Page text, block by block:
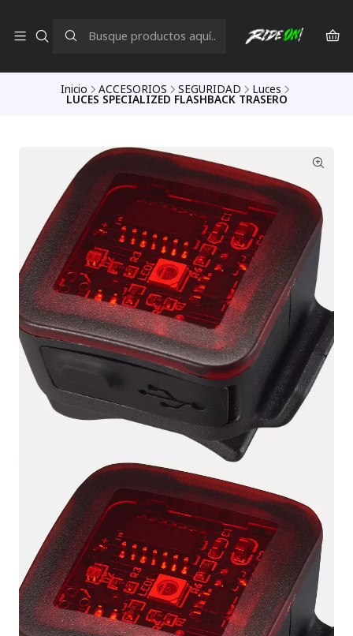
Inicio ACCESORIOS SEGURIDAD Luces
LUCES SPECIALIZED FLASHBACK TRASERO